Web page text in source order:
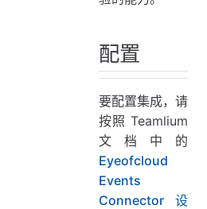
配置
要配置集成，请
按照 Teamlium
文档中的
Eyeofcloud
Events
Connector 设